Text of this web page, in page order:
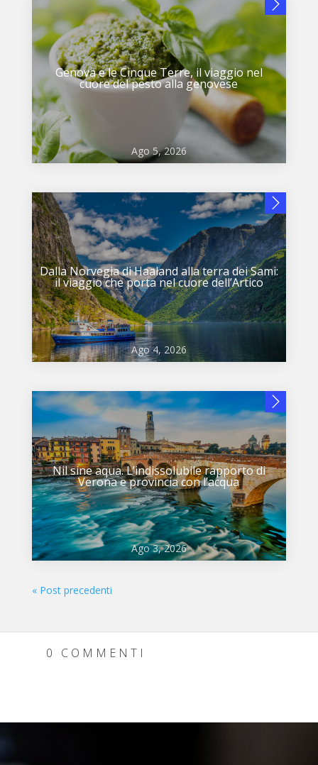
Genova e le Cinque Terre, il viaggio nel
cuore del pesto alla genovese
Ago 5, 2026
Dalla Norvegia di Haaland alla terra dei Sami:
il viaggio che porta nel cuore dell’Artico
Ago 4, 2026
Nil sine aqua. L’indissolubile rapporto di
Verona e provincia con l’acqua
Ago 3, 2026
« Post precedenti
0 COMMENTI